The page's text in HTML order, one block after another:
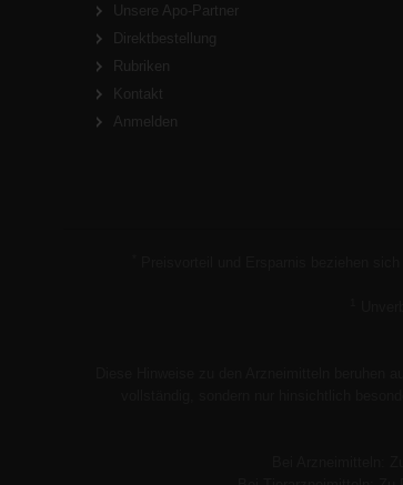
Unsere Apo-Partner
Direktbestellung
Rubriken
Kontakt
Anmelden